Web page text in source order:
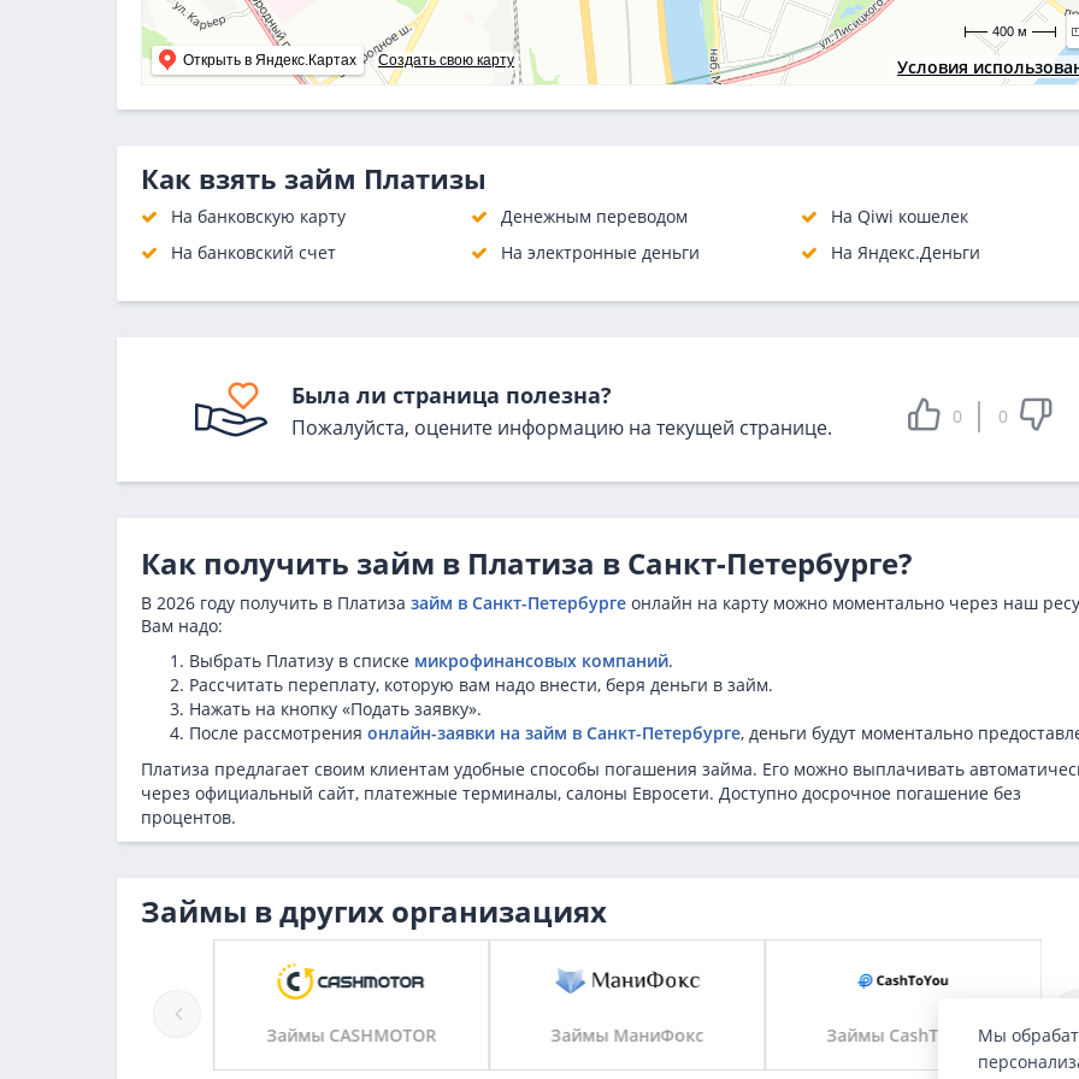
Условия
Открыть в Яндекс.Картах Создать свою карту
400 м
Как взять займ Платизы
На банковскую карту
На банковский счет
Денежным переводом
На электронные деньги
На Qiwi кошелек
На Яндекс.Деньги
Была ли страница полезна?
Пожалуйста, оцените информацию на текущей странице. 0 0
Как получить займ в Платиза в Санкт-Петербурге?
В 2026 году получить в Платиза займ в Санкт-Петербурге онлайн на карту можно моментально через наш
Вам надо:
Выбрать Платизу в списке микрофинансовых компаний.
Рассчитать переплату, которую вам надо внести, беря деньги в займ.
Нажать на кнопку «Подать заявку».
После рассмотрения онлайн-заявки на займ в Санкт-Петербурге, деньги будут моментально
Платиза предлагает своим клиентам удобные способы погашения займа. Его можно выплачивать
через официальный сайт, платежные терминалы, салоны Евросети. Доступно досрочное погашение без
процентов.
Займы в других организациях
Займы CASHMOTOR Займы МаниФокс Займы CashToYouМы